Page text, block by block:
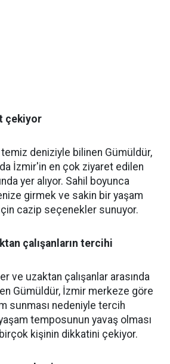
çekiyor
deniziyle bilinen Gümüldür,
İzmir'in en çok ziyaret edilen
yer alıyor. Sahil boyunca
girmek ve sakin bir yaşam
cazip seçenekler sunuyor.
çalışanların tercihi
ve uzaktan çalışanlar arasında
Gümüldür, İzmir merkeze göre
sunması nedeniyle tercih
temposunun yavaş olması
birçok kişinin dikkatini çekiyor.